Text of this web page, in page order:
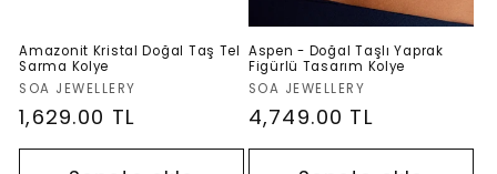
Amazonit Kristal Doğal Taş Tel
Sarma Kolye
Satıcı:
SOA JEWELLERY
Normal
fiyat
1,629.00 TL
Aspen - Doğal Taşlı Yaprak
Figürlü Tasarım Kolye
Satıcı:
SOA JEWELLERY
Normal
fiyat
4,749.00 TL